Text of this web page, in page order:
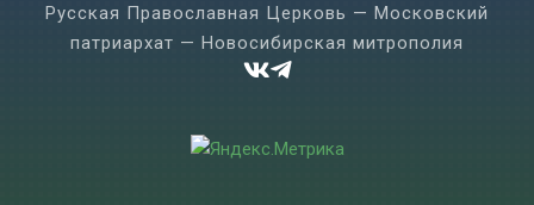
Русская Православная Церковь — Московский
патриархат — Новосибирская митрополия
